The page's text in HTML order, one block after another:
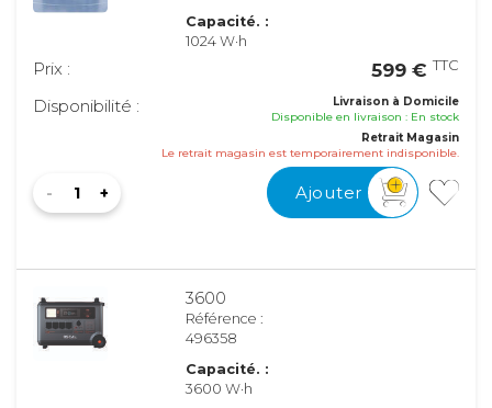
Capacité. :
1024 W·h
Prix : 599 € TTC
Disponibilité :
Livraison à Domicile
Disponible en livraison : En stock
Retrait Magasin
Le retrait magasin est temporairement indisponible.
Ajouter
3600
Référence :
496358
Capacité. :
3600 W·h